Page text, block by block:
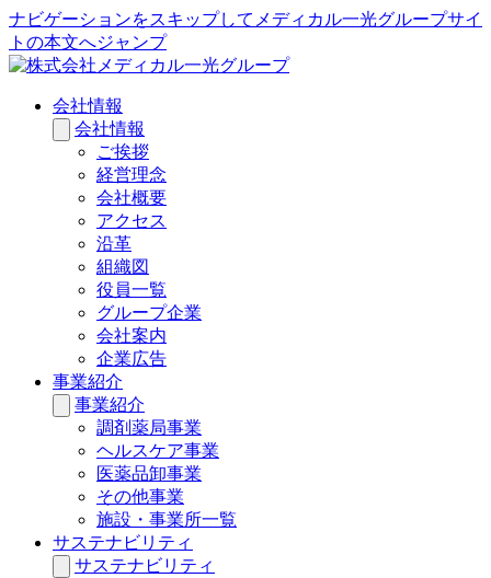
ナビゲーションをスキップしてメディカル一光グループサイ
トの本文へジャンプ
会社情報
会社情報
ご挨拶
経営理念
会社概要
アクセス
沿革
組織図
役員一覧
グループ企業
会社案内
企業広告
事業紹介
事業紹介
調剤薬局事業
ヘルスケア事業
医薬品卸事業
その他事業
施設・事業所一覧
サステナビリティ
サステナビリティ